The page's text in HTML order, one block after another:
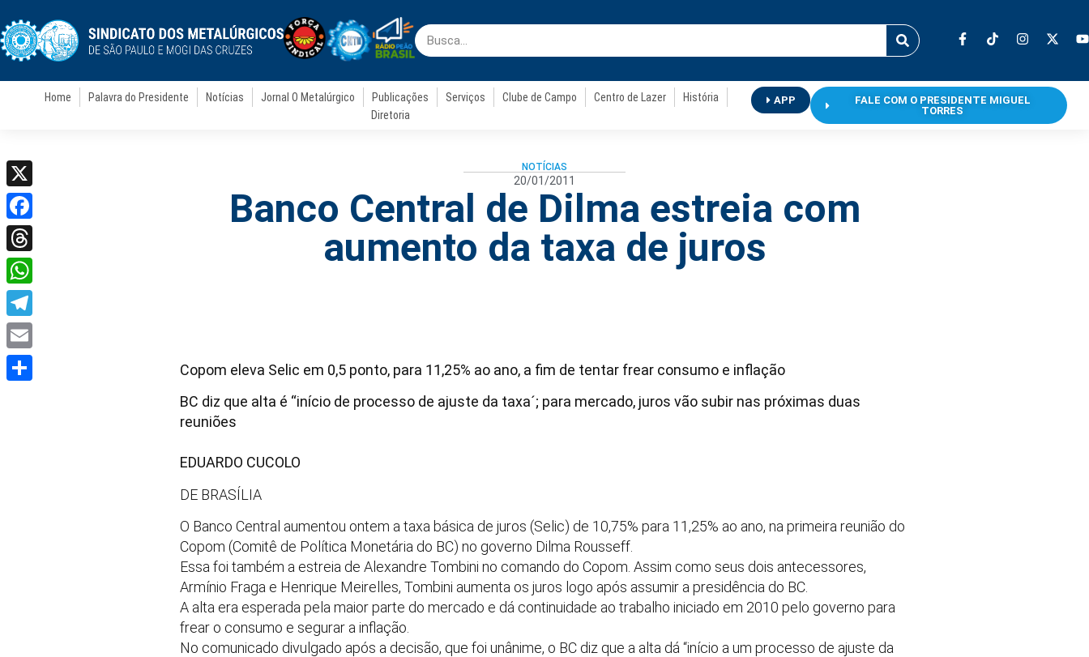
Home Palavra do Presidente Notícias Jornal O Metalúrgico Publicações Serviços Clube de Campo Centro de Lazer
História
Diretoria
APP
FALE COM O PRESIDENTE MIGUEL
TORRES
NOTÍCIAS
20/01/2011
Banco Central de Dilma estreia com
aumento da taxa de juros
Copom eleva Selic em 0,5 ponto, para 11,25% ao ano, a fim de tentar frear consumo e inflação
BC diz que alta é “início de processo de ajuste da taxa´; para mercado, juros vão subir nas próximas duas
reuniões
EDUARDO CUCOLO
DE BRASÍLIA
O Banco Central aumentou ontem a taxa básica de juros (Selic) de 10,75% para 11,25% ao ano, na primeira reunião do
Copom (Comitê de Política Monetária do BC) no governo Dilma Rousseff.
Essa foi também a estreia de Alexandre Tombini no comando do Copom. Assim como seus dois antecessores,
Armínio Fraga e Henrique Meirelles, Tombini aumenta os juros logo após assumir a presidência do BC.
A alta era esperada pela maior parte do mercado e dá continuidade ao trabalho iniciado em 2010 pelo governo para
frear o consumo e segurar a inflação.
No comunicado divulgado após a decisão, que foi unânime, o BC diz que a alta dá “início a um processo de ajuste da
X
Facebook
Threads
WhatsApp
Telegram
Email